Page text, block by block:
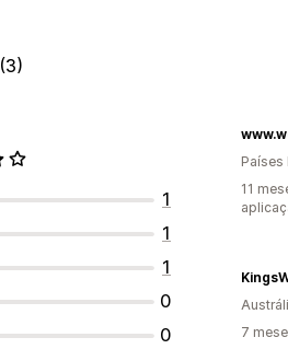
(3)
1
1
1
0
0
Países
11
7